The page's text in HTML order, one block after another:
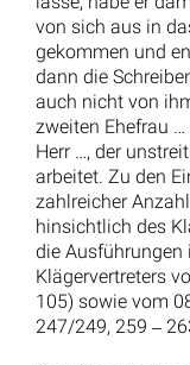
von sich aus in
gekommen und
dann die
auch nicht von
zweiten Ehefrau
Herr …, der
arbeitet. Zu den
zahlreicher
hinsichtlich des
die Ausführungen
Klägervertreters
105) sowie vom
247/249, 259 ‒